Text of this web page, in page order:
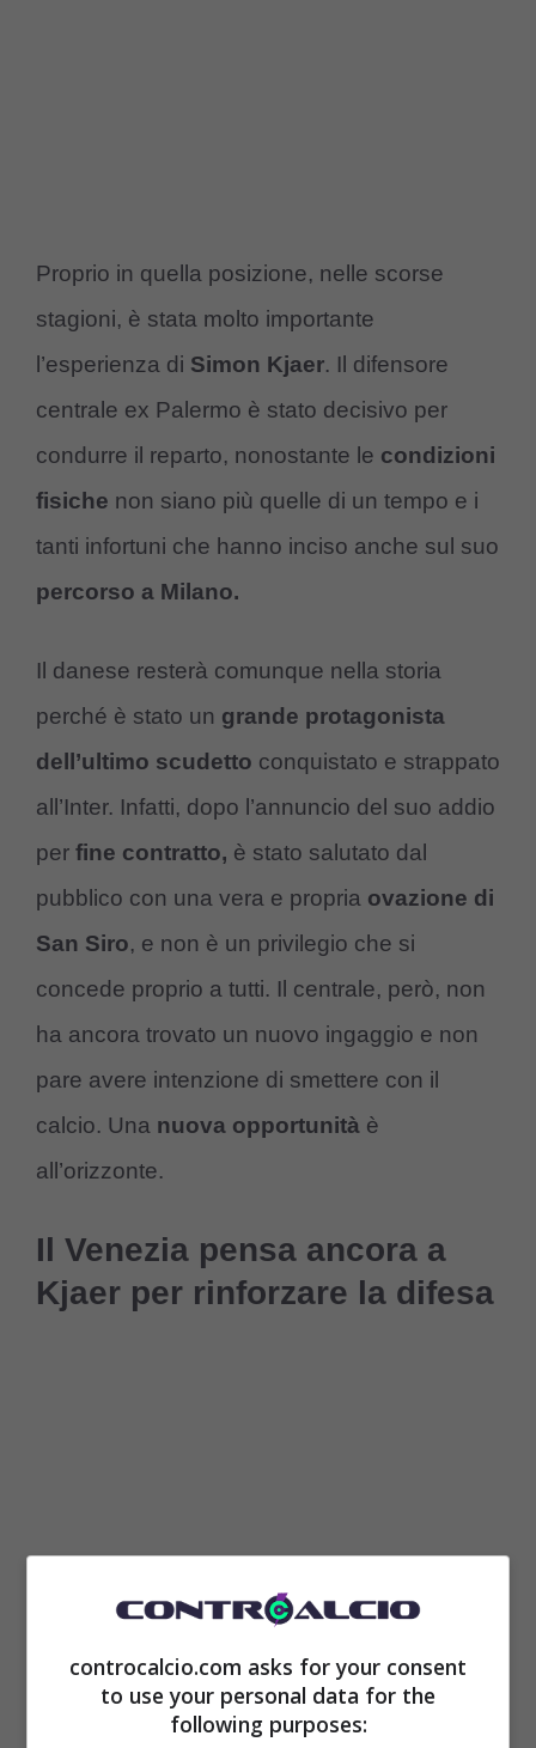
Proprio in quella posizione, nelle scorse
stagioni, è stata molto importante
l’esperienza di Simon Kjaer. Il difensore
centrale ex Palermo è stato decisivo per
condurre il reparto, nonostante le condizioni
fisiche non siano più quelle di un tempo e i
tanti infortuni che hanno inciso anche sul suo
percorso a Milano.
Il danese resterà comunque nella storia
perché è stato un grande protagonista
dell’ultimo scudetto conquistato e strappato
all’Inter. Infatti, dopo l’annuncio del suo addio
per fine contratto, è stato salutato dal
pubblico con una vera e propria ovazione di
San Siro, e non è un privilegio che si
concede proprio a tutti. Il centrale, però, non
ha ancora trovato un nuovo ingaggio e non
pare avere intenzione di smettere con il
calcio. Una nuova opportunità è
all’orizzonte.
Il Venezia pensa ancora a
Kjaer per rinforzare la difesa
Tra glisvincolati di lussorimasti senza
squadra, c’è proprio Kjaer e ilVenezia
controcalcio.com asks for your consent
to use your personal data for the
following purposes: